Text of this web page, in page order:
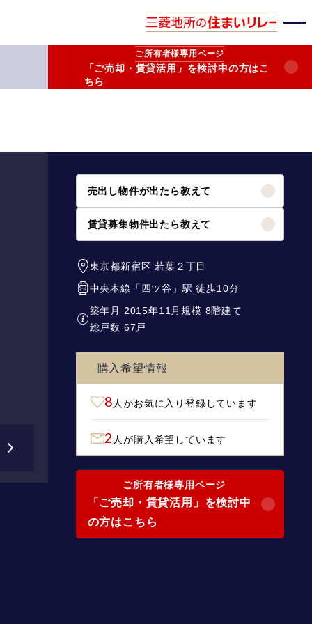
ご所有者様専用ページ
「ご売却・賃貸活用」を検討中の方はこ
ちら
売出し物件が出たら教えて
賃貸募集物件出たら教えて
東京都新宿区 若葉２丁目
中央本線
「 四ツ谷 」駅 徒歩10分
築年月 2015年11月規模 8階建て
総戸数 67戸
購入希望情報
8 人がお気に入り登録しています
2 人が購入希望しています
ご所有者様専用ページ
「ご売却・賃貸活用」を検討中
の方はこちら